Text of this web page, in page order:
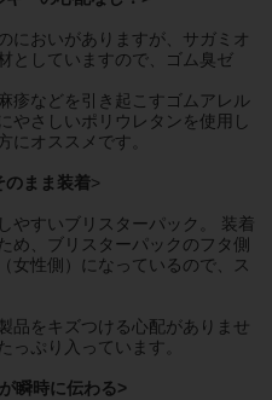
においがありますが、サガミオ
としていますので、ゴム臭ゼ
疹などを引き起こすゴムアレル
やさしいポリウレタンを使用し
にオススメです。
のまま装着>
やすいブリスターパック。 装着
め、ブリスターパックのフタ側
女性側）になっているので、ス
品をキズつける心配がありませ
っぷり入っています。
瞬時に伝わる>